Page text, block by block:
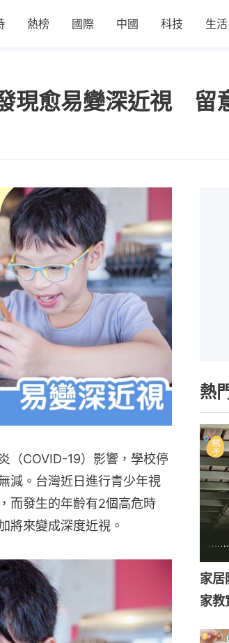
熱榜 國際 中國 科技 生活
現愈易變深近視 留
（COVID-19）影響，學校停
減。台灣近日進行青少年視
而發生的年齡有2個高危時
將來變成深度近視。
熱
家
家教